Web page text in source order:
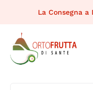
contenuto
La Consegna